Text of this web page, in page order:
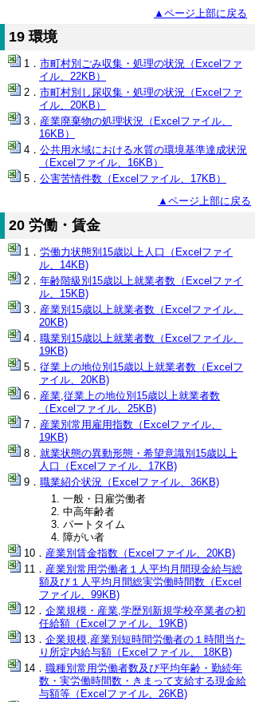
▲ページ上部に戻る
19 環境
市町村別ごみ収集・処理の状況（Excelファ
イル、22KB）
市町村別し尿収集・処理の状況（Excelファ
イル、20KB）
産業廃棄物の処理状況（Excelファイル、
16KB）
公共用水域における水質の環境基準達成状況
（Excelファイル、16KB）
公害苦情件数（Excelファイル、17KB）
▲ページ上部に戻る
20 労働・賃金
労働力状態別15歳以上人口（Excelファイ
ル、14KB)
年齢階級別15歳以上就業者数（Excelファイ
ル、15KB)
産業別15歳以上就業者数（Excelファイル、
20KB)
職業別15歳以上就業者数（Excelファイル、
19KB)
従業上の地位別15歳以上就業者数（Excelフ
ァイル、20KB)
産業,従業上の地位別15歳以上就業者数
（Excelファイル、25KB)
産業別常用雇用指数（Excelファイル、
19KB)
就業状態の異動形態・希望意識別15歳以上
人口（Excelファイル、17KB)
職業紹介状況（Excelファイル、36KB)
一般・日雇労働者
中高年齢者
パートタイム
障がい者
産業別賃金指数（Excelファイル、20KB)
産業別常用労働者１人平均月間現金給与総
額及び１人平均月間総実労働時間数（Excel
ファイル、99KB)
企業規模・産業,学歴別新規学校卒業者の初
任給額（Excelファイル、19KB)
企業規模,産業別短時間労働者の１時間当た
り所定内給与額（Excelファイル、 18KB)
職種別常用労働者数及び平均年齢・勤続年
数・実労働時間数・きまって支給する現金給
与額等（Excelファイル、26KB)